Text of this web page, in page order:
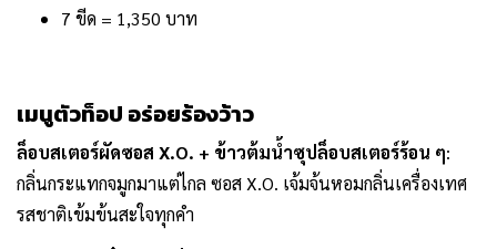
7 ขีด = 1,350 บาท
เมนูตัวท็อป อร่อยร้องว้าว
ล็อบสเตอร์ผัดซอส X.O. + ข้าวต้มน้ำซุปล็อบสเตอร์ร้อน ๆ:
กลิ่นกระแทกจมูกมาแต่ไกล ซอส X.O. เจ้มจ้นหอมกลิ่นเครื่องเทศ
รสชาติเข้มข้นสะใจทุกคำ